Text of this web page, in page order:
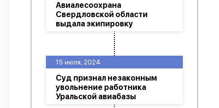
15 июля, 2024
Суд признал незаконным
увольнение работника
Уральской авиабазы
Авиалесоохрана
Свердловской области
выдала экипировку